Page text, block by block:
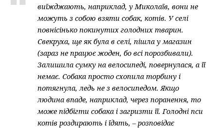
виїжджають, наприклад, у Миколаїв, вони не
можуть з собою взяти собак, котів. У селі
повнісінько покинутих голодних тварин.
Свекруха, ще як була в селі, пішла у магазин
(зараз не працює жоден, бо всі порозбивали).
Залишила сумку на велосипеді, повернулася, а її
немає. Собака просто схопила торбину і
потягнула, ледь не з велосипедом. Якщо
людина впаде, наприклад, через поранення, то
може підбігти собака і загризти її. Голодні пси
котів роздирають і їдять, – розповідає